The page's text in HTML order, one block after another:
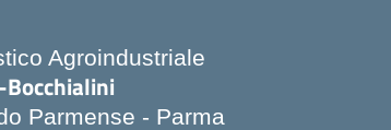
Agroindustriale
Bocchialini
Parmense - Parma